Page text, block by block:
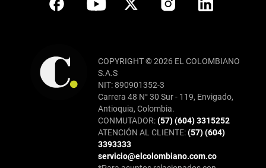
COPYRIGHT © 2026 EL COLOMBIANO
S.A.S
NIT: 890901352-3
Carrera 48 N° 30 Sur - 119, Envigado,
Antioquia, Colombia.
CONMUTADOR:(57) (604) 3315252
ATENCIÓN AL CLIENTE:(57) (604)
3393333
servicio@elcolombiano.com.co